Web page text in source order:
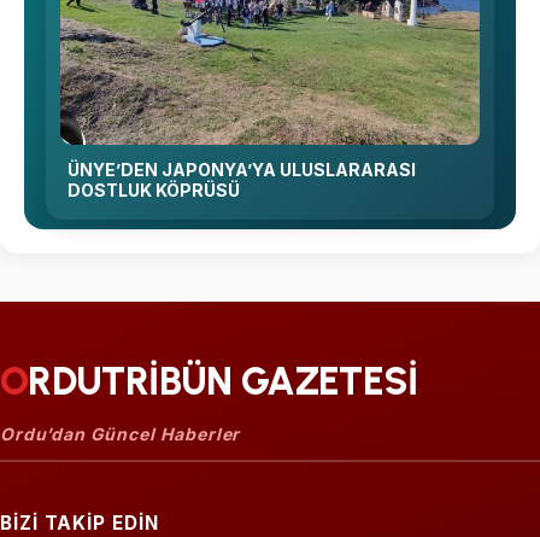
ÜNYE’DEN JAPONYA’YA ULUSLARARASI
DOSTLUK KÖPRÜSÜ
ORDUTRİBÜN GAZETESİ
Ordu’dan Güncel Haberler
BİZİ TAKİP EDİN